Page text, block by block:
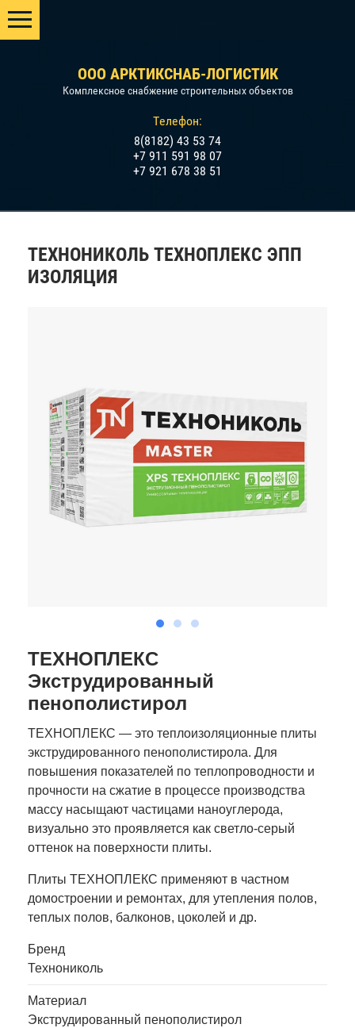
OOO АРКТИКСНАБ-ЛОГИСТИК
Комплексное снабжение строительных объектов
Телефон:
8(8182) 43 53 74
+7 911 591 98 07
+7 921 678 38 51
ТЕХНОНИКОЛЬ ТЕХНОПЛЕКС ЭПП
ИЗОЛЯЦИЯ
ТЕХНОПЛЕКС
Экструдированный
пенополистирол
ТЕХНОПЛЕКС — это теплоизоляционные плиты
экструдированного пенополистирола. Для
повышения показателей по теплопроводности и
прочности на сжатие в процессе производства
массу насыщают частицами наноуглерода,
визуально это проявляется как светло-серый
оттенок на поверхности плиты.
Плиты ТЕХНОПЛЕКС применяют в частном
домостроении и ремонтах, для утепления полов,
теплых полов, балконов, цоколей и др.
Бренд
Технониколь
Материал
Экструдированный пенополистирол